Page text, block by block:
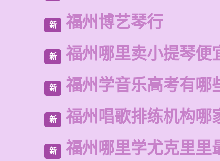
新 福州博艺琴行
新 福州哪里卖小提琴便
新 福州学音乐高考有哪
新 福州唱歌排练机构哪
新 福州哪里学尤克里里